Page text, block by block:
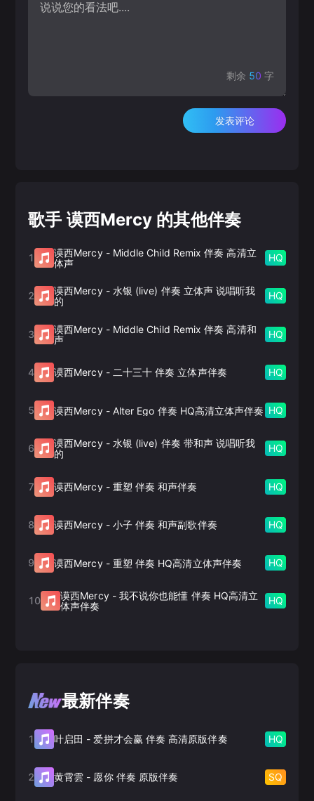
剩余 50 字
发表评论
歌手 谟西Mercy 的其他伴奏
1 谟西Mercy- Middle Child Remix 伴奏 高清立
体声
HQ
2 谟西Mercy- 水银 (live) 伴奏 立体声 说唱听我
的
HQ
3 谟西Mercy- Middle Child Remix 伴奏 高清和
声
HQ
4 谟西Mercy- 二十三十 伴奏 立体声伴奏 HQ
5 谟西Mercy- Alter Ego 伴奏 HQ高清立体声伴奏 HQ
6 谟西Mercy- 水银 (live) 伴奏 带和声 说唱听我
的
HQ
7 谟西Mercy- 重塑 伴奏 和声伴奏 HQ
8 谟西Mercy- 小子 伴奏 和声副歌伴奏 HQ
9 谟西Mercy- 重塑 伴奏 HQ高清立体声伴奏 HQ
10 谟西Mercy- 我不说你也能懂 伴奏 HQ高清立
体声伴奏
HQ
最新伴奏
1 叶启田 -爱拼才会赢 伴奏 高清原版伴奏 HQ
2 黄霄雲 - 愿你 伴奏 原版伴奏 SQ